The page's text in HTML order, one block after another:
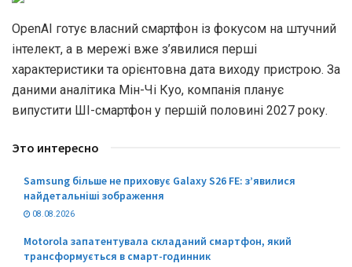
OpenAI готує власний смартфон із фокусом на штучний
інтелект, а в мережі вже з’явилися перші
характеристики та орієнтовна дата виходу пристрою. За
даними аналітика Мін-Чі Куо, компанія планує
випустити ШI-смартфон у першій половині 2027 року.
Это интересно
Samsung більше не приховує Galaxy S26 FE: з’явилися
найдетальніші зображення
08.08.2026
Motorola запатентувала складаний смартфон, який
трансформується в смарт-годинник